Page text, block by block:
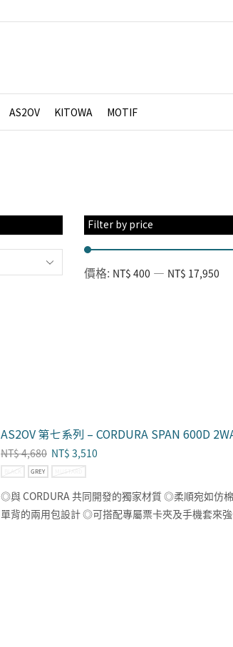
AS2OV KITOWA MOTIF
Filter by price
價格: NT$ 400 — NT$ 17,950
AS2OV 第七系列 – CORDURA SPAN 600D
NT$4,680 NT$ 3,510
BLACK GREY MUSTARD
◎與 CORDURA 共同開發的獨家材質 ◎柔順宛如仿
單背的兩用包設計 ◎可搭配專屬票卡夾及手機套來